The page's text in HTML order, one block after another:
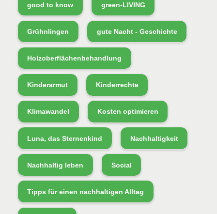
good to know green-LIVING
Grühnlingen gute Nacht - Geschichte
Holzoberflächenbehandlung
Kinderarmut Kinderrechte
Klimawandel Kosten optimieren
Luna, das Sternenkind Nachhaltigkeit
Nachhaltig leben Social
Tipps für einen nachhaltigen Alltag